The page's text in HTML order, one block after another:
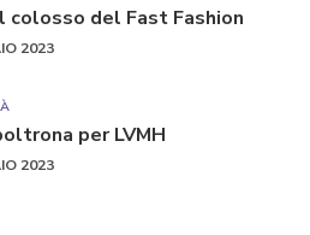
colosso del Fast Fashion
2023
per LVMH
2023